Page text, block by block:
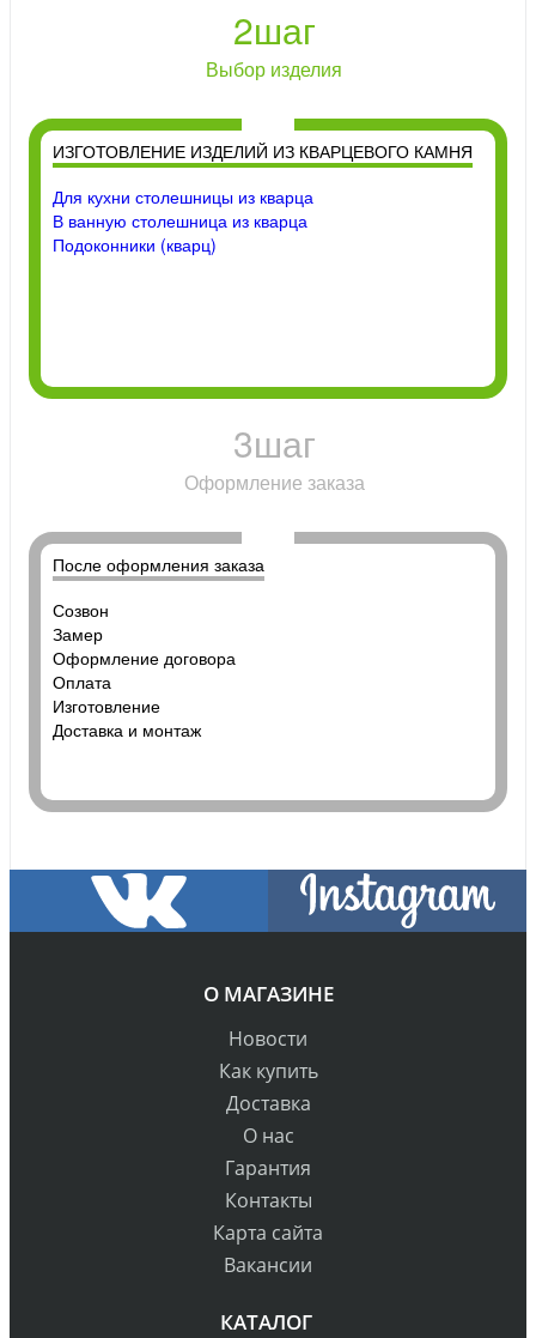
2шаг
Выбор изделия
ИЗГОТОВЛЕНИЕ ИЗДЕЛИЙ ИЗ КВАРЦЕВОГО КАМНЯ
Для кухни столешницы из кварца
В ванную столешница из кварца
Подоконники (кварц)
3шаг
Оформление заказа
После оформления заказа
Созвон
Замер
Оформление договора
Оплата
Изготовление
Доставка и монтаж
О МАГАЗИНЕ
Новости
Как купить
Доставка
О нас
Гарантия
Контакты
Карта сайта
Вакансии
КАТАЛОГ